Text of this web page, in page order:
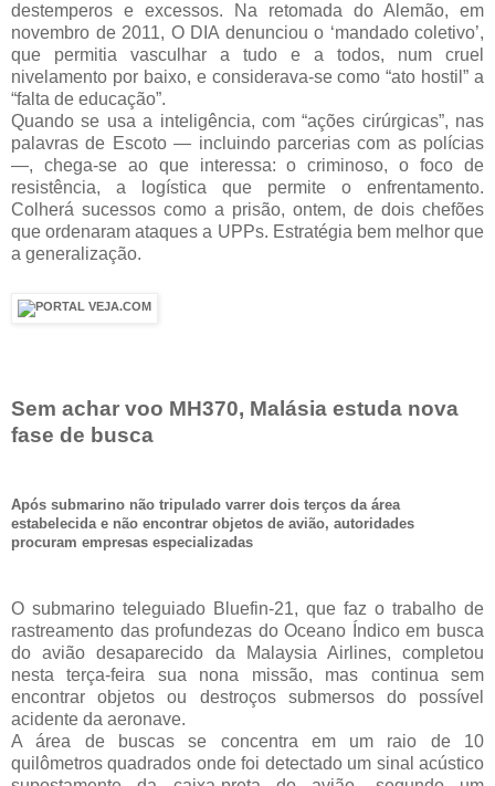
destemperos e excessos. Na retomada do Alemão, em
novembro de 2011, O DIA denunciou o ‘mandado coletivo’,
que permitia vasculhar a tudo e a todos, num cruel
nivelamento por baixo, e considerava-se como “ato hostil” a
“falta de educação”.
Quando se usa a inteligência, com “ações cirúrgicas”, nas
palavras de Escoto — incluindo parcerias com as polícias
—, chega-se ao que interessa: o criminoso, o foco de
resistência, a logística que permite o enfrentamento.
Colherá sucessos como a prisão, ontem, de dois chefões
que ordenaram ataques a UPPs. Estratégia bem melhor que
a generalização.
Sem achar voo MH370, Malásia estuda nova
fase de busca
Após submarino não tripulado varrer dois terços da área
estabelecida e não encontrar objetos de avião, autoridades
procuram empresas especializadas
O submarino teleguiado Bluefin-21, que faz o trabalho de
rastreamento das profundezas do Oceano Índico em busca
do avião desaparecido da Malaysia Airlines, completou
nesta terça-feira sua nona missão, mas continua sem
encontrar objetos ou destroços submersos do possível
acidente da aeronave.
A área de buscas se concentra em um raio de 10
quilômetros quadrados onde foi detectado um sinal acústico